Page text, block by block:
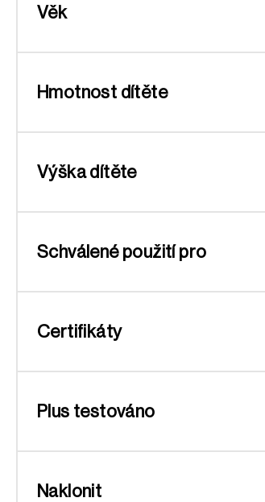
Věk
Hmotnost dítěte
Výška dítěte
Schválené použití pro
Certifikáty
Plus testováno
Naklonit